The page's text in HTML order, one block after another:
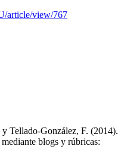
article/view/767
Tellado-González, F. (2014).
blogs y rúbricas: